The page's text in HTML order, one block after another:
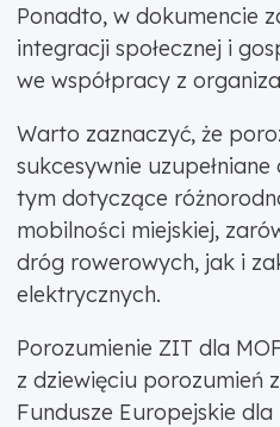
Ponadto, w dokumencie
integracji społecznej i
we współpracy z
Warto zaznaczyć, że
sukcesywnie
tym dotyczące
mobilności miejskiej,
dróg rowerowych, jak i
elektrycznych.
Porozumienie ZIT dla
z dziewięciu porozumień
Fundusze Europejskie dla